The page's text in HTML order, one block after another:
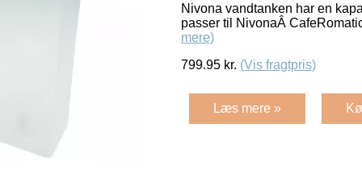
Nivona vandtanken har en
passer til NivonaÂ
mere)
799.95 kr. (Vis fragtpris)
Læs mere »